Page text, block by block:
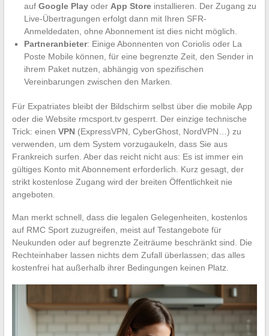
auf Google Playoder App Storeinstallieren. Der Zugang zu
Live-Übertragungen erfolgt dann mit Ihren SFR-
Anmeldedaten, ohne Abonnement ist dies nicht möglich.
Partneranbieter: Einige Abonnenten von Coriolis oder La
Poste Mobile können, für eine begrenzte Zeit, den Sender in
ihrem Paket nutzen, abhängig von spezifischen
Vereinbarungen zwischen den Marken.
Für Expatriates bleibt der Bildschirm selbst über die mobile App
oder die Website rmcsport.tv gesperrt. Der einzige technische
Trick: einen VPN(ExpressVPN, CyberGhost, NordVPN…) zu
verwenden, um dem System vorzugaukeln, dass Sie aus
Frankreich surfen. Aber das reicht nicht aus: Es ist immer ein
gültiges Konto mit Abonnement erforderlich. Kurz gesagt, der
strikt kostenlose Zugang wird der breiten Öffentlichkeit nie
angeboten.
Man merkt schnell, dass die legalen Gelegenheiten, kostenlos
auf RMC Sport zuzugreifen, meist auf Testangebote für
Neukunden oder auf begrenzte Zeiträume beschränkt sind. Die
Rechteinhaber lassen nichts dem Zufall überlassen; das alles
kostenfrei hat außerhalb ihrer Bedingungen keinen Platz.